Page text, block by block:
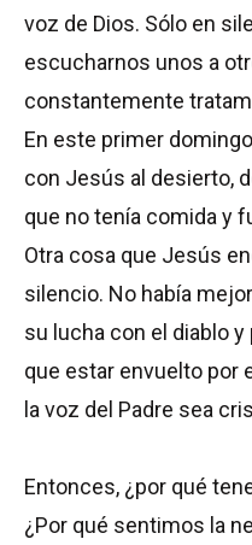
voz de Dios. Sólo en
escucharnos unos a
constantemente
En este primer
con Jesús al desierto,
que no tenía comida y
Otra cosa que Jesús
silencio. No había
su lucha con el diablo
que estar envuelto por
la voz del Padre sea
Entonces, ¿por qué
¿Por qué sentimos la